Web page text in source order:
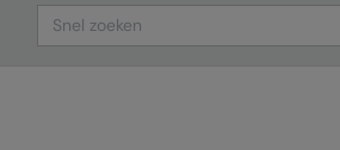
Search